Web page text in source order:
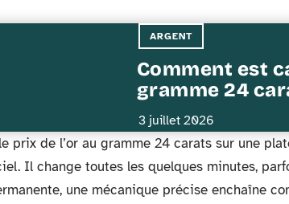
ARGENT
Comment est
gramme 24
3 juillet 2026
prix de l’or au gramme 24 carats sur une
Il change toutes les quelques minutes,
une mécanique précise enchaîne